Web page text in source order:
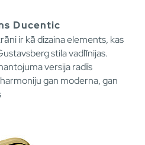
Ducentic
ir kā dizaina elements, kas
stila vadlīnijas.
versija radīs
gan moderna, gan